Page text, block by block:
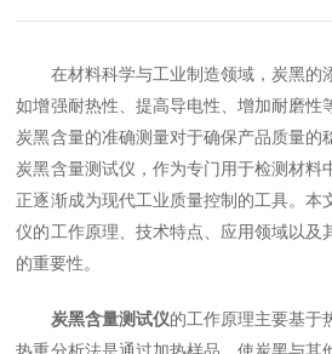
在材料科学与工业制造领域，炭黑的
如增强耐热性、提高导电性、增加耐磨性
炭黑含量的准确测量对于确保产品质量的
炭黑含量测试仪，作为专门用于检测材料
正逐渐成为现代工业质量控制的工具。本
仪的工作原理、技术特点、应用领域以及
的重要性。
炭黑含量测试仪的工作原理主要基于